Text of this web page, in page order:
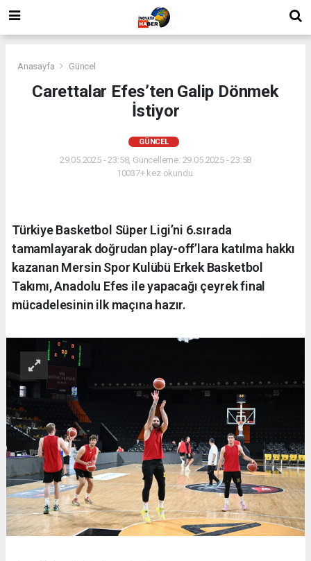
Anasayfa Güncel
Carettalar Efes’ten Galip Dönmek
İstiyor
GÜNCEL
29.05.2025 - 23:58, Güncelleme: 29.05.2025 - 23:58
10037+ kez okundu.
Türkiye Basketbol Süper Ligi’ni 6.sırada
tamamlayarak doğrudan play-off’lara katılma hakkı
kazanan Mersin Spor Kulübü Erkek Basketbol
Takımı, Anadolu Efes ile yapacağı çeyrek final
mücadelesinin ilk maçına hazır.